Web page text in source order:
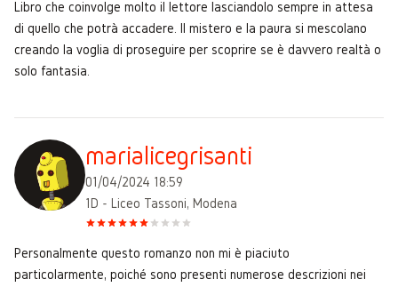
Libro che coinvolge molto il lettore lasciandolo sempre in attesa
di quello che potrà accadere. Il mistero e la paura si mescolano
creando la voglia di proseguire per scoprire se è davvero realtà o
solo fantasia.
marialicegrisanti
01/04/2024 18:59
1D - Liceo Tassoni, Modena
Personalmente questo romanzo non mi è piaciuto
particolarmente, poiché sono presenti numerose descrizioni nei